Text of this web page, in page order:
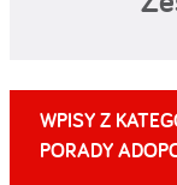
WPISY Z
PORADY